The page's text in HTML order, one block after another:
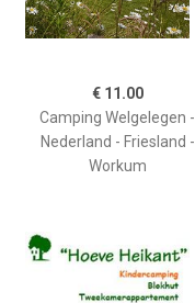
€ 11.00
Camping Welgelegen -
Nederland - Friesland -
Workum